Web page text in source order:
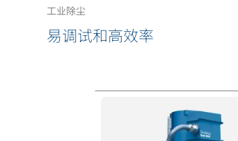
工业除尘
易调试和高效率